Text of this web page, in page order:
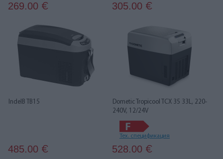
269.00 € 305.00 €
IndelB TB15
485.00 €
Dometic Tropicool TCX 35 33L, 220-
240V, 12/24V
Тех. спецификация
528.00 €